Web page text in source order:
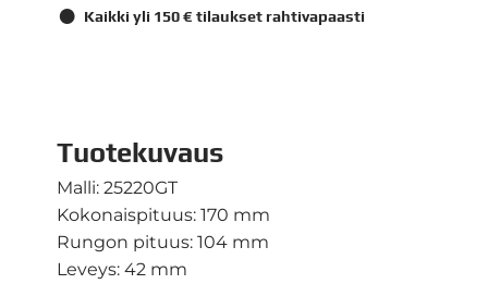
Kaikki yli 150 € tilaukset rahtivapaasti
Tuotekuvaus
Malli: 25220GT
Kokonaispituus: 170 mm
Rungon pituus: 104 mm
Leveys: 42 mm